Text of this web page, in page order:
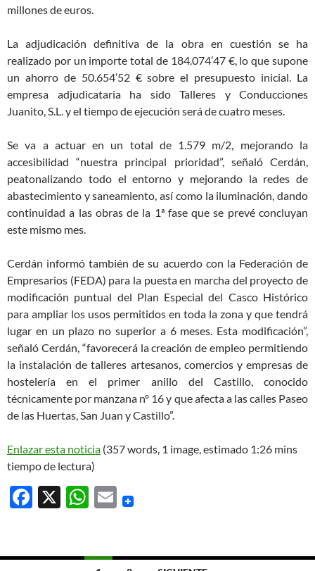
millones de euros.
La adjudicación definitiva de la obra en cuestión se ha
realizado por un importe total de 184.074’47 €, lo que supone
un ahorro de 50.654’52 € sobre el presupuesto inicial. La
empresa adjudicataria ha sido Talleres y Conducciones
Juanito, S.L. y el tiempo de ejecución será de cuatro meses.
Se va a actuar en un total de 1.579 m/2, mejorando la
accesibilidad “nuestra principal prioridad”, señaló Cerdán,
peatonalizando todo el entorno y mejorando la redes de
abastecimiento y saneamiento, así como la iluminación, dando
continuidad a las obras de la 1ª fase que se prevé concluyan
este mismo mes.
Cerdán informó también de su acuerdo con la Federación de
Empresarios (FEDA) para la puesta en marcha del proyecto de
modificación puntual del Plan Especial del Casco Histórico
para ampliar los usos permitidos en toda la zona y que tendrá
lugar en un plazo no superior a 6 meses. Esta modificación”,
señaló Cerdán, “favorecerá la creación de empleo permitiendo
la instalación de talleres artesanos, comercios y empresas de
hostelería en el primer anillo del Castillo, conocido
técnicamente por manzana nº 16 y que afecta a las calles Paseo
de las Huertas, San Juan y Castillo”.
Enlazar esta noticia (357 words, 1 image, estimado 1:26 mins
tiempo de lectura)
F
b
X
W
s
E